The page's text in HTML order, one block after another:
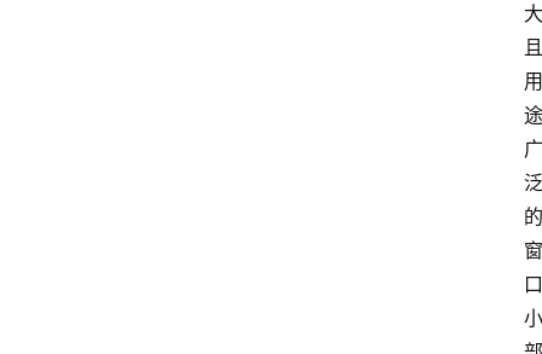
大
且
用
途
广
泛
的
窗
口
小